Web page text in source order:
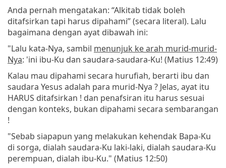
Anda pernah mengatakan: “Alkitab tidak boleh
ditafsirkan tapi harus dipahami” (secara literal). Lalu
bagaimana dengan ayat dibawah ini:
"Lalu kata-Nya, sambil menunjuk ke arah murid-murid-
Nya: 'ini ibu-Ku dan saudara-saudara-Ku! (Matius 12:49)
Kalau mau dipahami secara hurufiah, berarti ibu dan
saudara Yesus adalah para murid-Nya ? Jelas, ayat itu
HARUS ditafsirkan ! dan penafsiran itu harus sesuai
dengan konteks, bukan dipahami secara sembarangan
!
"Sebab siapapun yang melakukan kehendak Bapa-Ku
di sorga, dialah saudara-Ku laki-laki, dialah saudara-Ku
perempuan, dialah ibu-Ku." (Matius 12:50)